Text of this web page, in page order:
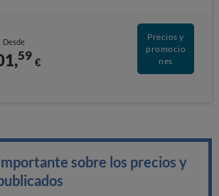
Desde
59 €
Precios y
promocio
nes
sobre los precios y